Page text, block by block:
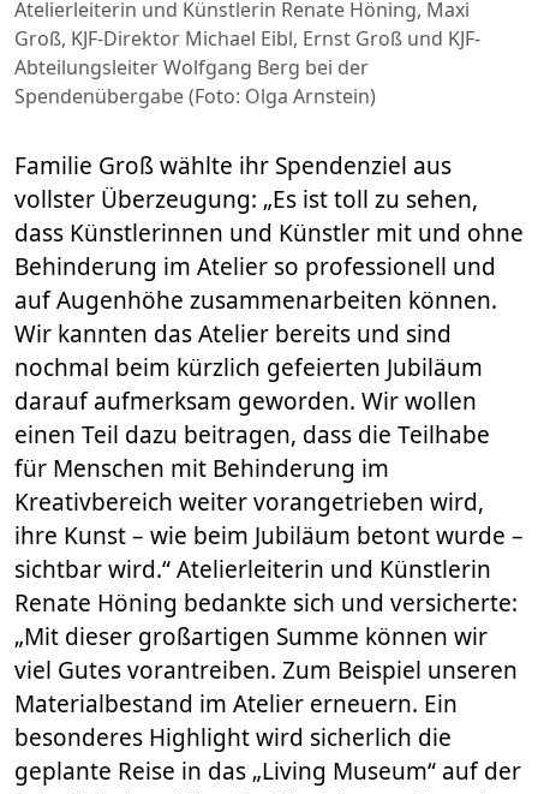
Atelierleiterin und Künstlerin Renate Höning, Maxi
Groß, KJF-Direktor Michael Eibl, Ernst Groß und KJF-
Abteilungsleiter Wolfgang Berg bei der
Spendenübergabe (Foto: Olga Arnstein)
Familie Groß wählte ihr Spendenziel aus
vollster Überzeugung: „Es ist toll zu sehen,
dass Künstlerinnen und Künstler mit und ohne
Behinderung im Atelier so professionell und
auf Augenhöhe zusammenarbeiten können.
Wir kannten das Atelier bereits und sind
nochmal beim kürzlich gefeierten Jubiläum
darauf aufmerksam geworden. Wir wollen
einen Teil dazu beitragen, dass die Teilhabe
für Menschen mit Behinderung im
Kreativbereich weiter vorangetrieben wird,
ihre Kunst – wie beim Jubiläum betont wurde –
sichtbar wird.“ Atelierleiterin und Künstlerin
Renate Höning bedankte sich und versicherte:
„Mit dieser großartigen Summe können wir
viel Gutes vorantreiben. Zum Beispiel unseren
Materialbestand im Atelier erneuern. Ein
besonderes Highlight wird sicherlich die
geplante Reise in das „Living Museum“ auf der